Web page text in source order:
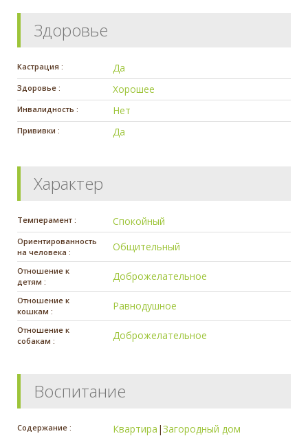
Здоровье
Кастрация : Да
Здоровье : Хорошее
Инвалидность : Нет
Прививки : Да
Характер
Темперамент : Спокойный
Ориентированность
на человека :
Общительный
Отношение к
детям :
Доброжелательное
Отношение к
кошкам :
Равнодушное
Отношение к
собакам :
Доброжелательное
Воспитание
Содержание : Квартира |Загородный дом